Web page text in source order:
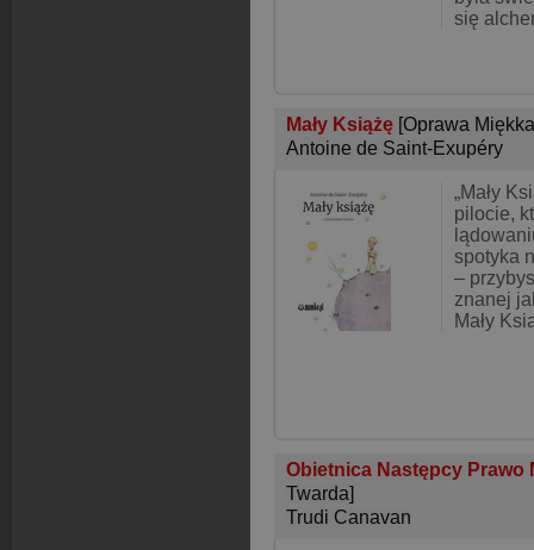
się
Mały Książę [Oprawa
Antoine de Saint-Exupéry
„Mały
pilocie,
spotyka
–
znanej
Mały
Obietnica Następcy Prawo
Twarda]
Trudi Canavan